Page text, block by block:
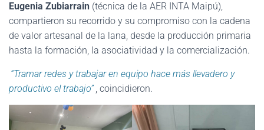
Eugenia Zubiarrain (técnica de la AER INTA Maipú),
compartieron su recorrido y su compromiso con la cadena
de valor artesanal de la lana, desde la producción primaria
hasta la formación, la asociatividad y la comercialización.
“Tramar redes y trabajar en equipo hace más llevadero y
productivo el trabajo” , coincidieron.